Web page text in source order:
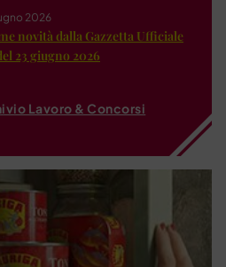
2026
novità dalla Gazzetta Ufficiale
23 giugno 2026
Lavoro & Concorsi